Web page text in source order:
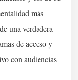
más
una verdadera
de acceso y
con audiencias